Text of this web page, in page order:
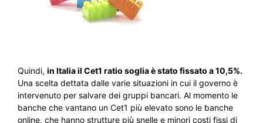
Quindi, in Italia il Cet1 ratio soglia è stato fissato a 10,5%.
Una scelta dettata dalle varie situazioni in cui il governo è
intervenuto per salvare dei gruppi bancari. Al momento le
banche che vantano un Cet1 più elevato sono le banche
online, che hanno strutture più snelle e minori costi fissi di